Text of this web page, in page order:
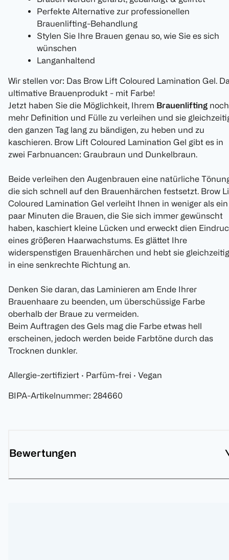
Perfekte Alternative zur professionellen
Brauenlifting-Behandlung
Stylen Sie Ihre Brauen genau so, wie Sie es sich
wünschen
Langanhaltend
Wir stellen vor: Das Brow Lift Coloured Lamination Gel.
ultimative Brauenprodukt - mit Farbe!
Jetzt haben Sie die Möglichkeit, Ihrem Brauenlifting noch
mehr Definition und Fülle zu verleihen und sie
den ganzen Tag lang zu bändigen, zu heben und zu
kaschieren. Brow Lift Coloured Lamination Gel gibt es in
zwei Farbnuancen: Graubraun und Dunkelbraun.
Beide verleihen den Augenbrauen eine natürliche
die sich schnell auf den Brauenhärchen festsetzt. Brow
Coloured Lamination Gel verleiht Ihnen in weniger als ein
paar Minuten die Brauen, die Sie sich immer gewünscht
haben, kaschiert kleine Lücken und erweckt dien
eines größeren Haarwachstums. Es glättet Ihre
widerspenstigen Brauenhärchen und hebt sie gleichzeitig
in eine senkrechte Richtung an.
Denken Sie daran, das Laminieren am Ende Ihrer
Brauenhaare zu beenden, um überschüssige Farbe
oberhalb der Braue zu vermeiden.
Beim Auftragen des Gels mag die Farbe etwas hell
erscheinen, jedoch werden beide Farbtöne durch das
Trocknen dunkler.
Allergie-zertifiziert · Parfüm-frei · Vegan
BIPA-Artikelnummer: 284660
Bewertungen